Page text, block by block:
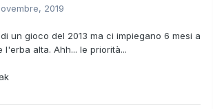
2019
un gioco del 2013 ma ci impiegano 6 mesi a
alta. Ahh... le priorità...